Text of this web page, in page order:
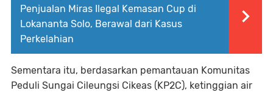
Penjualan Miras Ilegal Kemasan Cup di
Lokananta Solo, Berawal dari Kasus
Perkelahian
Sementara itu, berdasarkan pemantauan Komunitas
Peduli Sungai Cileungsi Cikeas (KP2C), ketinggian air